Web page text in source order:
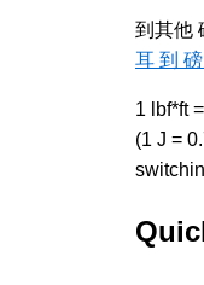
到其他
耳 到
1 lbf*ft
(1 J =